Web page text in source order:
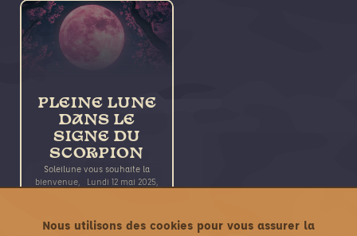
PLEINE LUNE
DANS LE
SIGNE DU
SCORPION
Soleilune vous souhaite la
bienvenue, Lundi 12 mai 2025,
à 18h55,
Nous utilisons des cookies pour vous assurer la